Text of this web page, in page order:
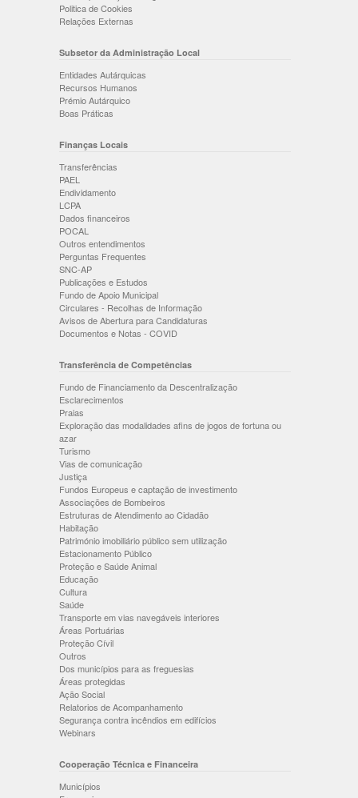
Politica de Cookies
Relações Externas
Subsetor da Administração Local
Entidades Autárquicas
Recursos Humanos
Prémio Autárquico
Boas Práticas
Finanças Locais
Transferências
PAEL
Endividamento
LCPA
Dados financeiros
POCAL
Outros entendimentos
Perguntas Frequentes
SNC-AP
Publicações e Estudos
Fundo de Apoio Municipal
Circulares - Recolhas de Informação
Avisos de Abertura para Candidaturas
Documentos e Notas - COVID
Transferência de Competências
Fundo de Financiamento da Descentralização
Esclarecimentos
Praias
Exploração das modalidades afins de jogos de fortuna ou
azar
Turismo
Vias de comunicação
Justiça
Fundos Europeus e captação de investimento
Associações de Bombeiros
Estruturas de Atendimento ao Cidadão
Habitação
Património imobiliário público sem utilização
Estacionamento Público
Proteção e Saúde Animal
Educação
Cultura
Saúde
Transporte em vias navegáveis interiores
Áreas Portuárias
Proteção Cívil
Outros
Dos municípios para as freguesias
Áreas protegidas
Ação Social
Relatorios de Acompanhamento
Segurança contra incêndios em edifícios
Webinars
Cooperação Técnica e Financeira
Municípios